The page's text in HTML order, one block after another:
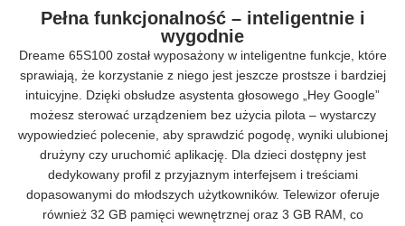
Pełna funkcjonalność – inteligentnie i
wygodnie
Dreame 65S100 został wyposażony w inteligentne funkcje, które
sprawiają, że korzystanie z niego jest jeszcze prostsze i bardziej
intuicyjne. Dzięki obsłudze asystenta głosowego „Hey Google”
możesz sterować urządzeniem bez użycia pilota – wystarczy
wypowiedzieć polecenie, aby sprawdzić pogodę, wyniki ulubionej
drużyny czy uruchomić aplikację. Dla dzieci dostępny jest
dedykowany profil z przyjaznym interfejsem i treściami
dopasowanymi do młodszych użytkowników. Telewizor oferuje
również 32 GB pamięci wewnętrznej oraz 3 GB RAM, co